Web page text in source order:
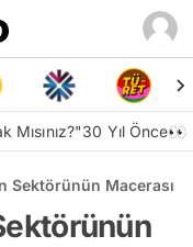
Mısınız?"30 Yıl Önce👀
Sektörünün